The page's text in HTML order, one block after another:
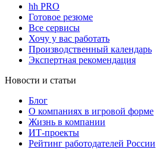
hh PRO
Готовое резюме
Все сервисы
Хочу у вас работать
Производственный календарь
Экспертная рекомендация
Новости и статьи
Блог
О компаниях в игровой форме
Жизнь в компании
ИТ-проекты
Рейтинг работодателей России